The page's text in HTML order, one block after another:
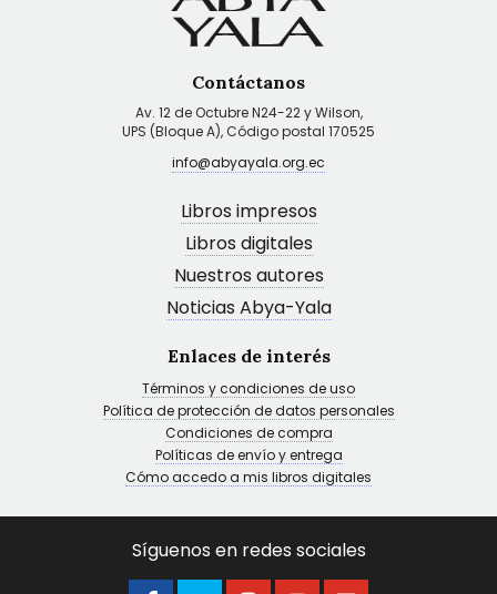
Contáctanos
Av. 12 de Octubre N24-22 y Wilson,
UPS (Bloque A), Código postal 170525
info@abyayala.org.ec
Libros impresos
Libros digitales
Nuestros autores
Noticias Abya-Yala
Enlaces de interés
Términos y condiciones de uso
Política de protección de datos personales
Condiciones de compra
Políticas de envío y entrega
Cómo accedo a mis libros digitales
Síguenos en redes sociales